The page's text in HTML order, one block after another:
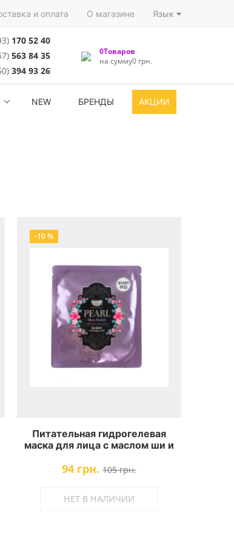
и оплата О магазине Язык
170 52 40
563 84 35
394 93 26
0Товаров
на сумму0 грн.
NEW БРЕНДЫ АКЦИИ
-10 %
Питательная гидрогелевая
маска для лица с маслом ши и
жемчужной пудрой Koelf Pearl
& Shea Butter Mask
94 грн. 105 грн.
НЕТ В НАЛИЧИИ